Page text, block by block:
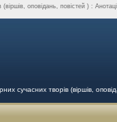
оповідань, повістей ) :
сучасних творів (віршів,